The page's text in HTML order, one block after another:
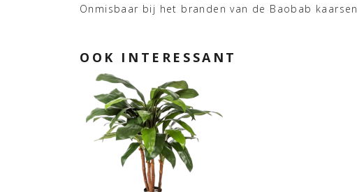
Onmisbaar bij het branden van de Baobab kaarsen
OOK INTERESSANT